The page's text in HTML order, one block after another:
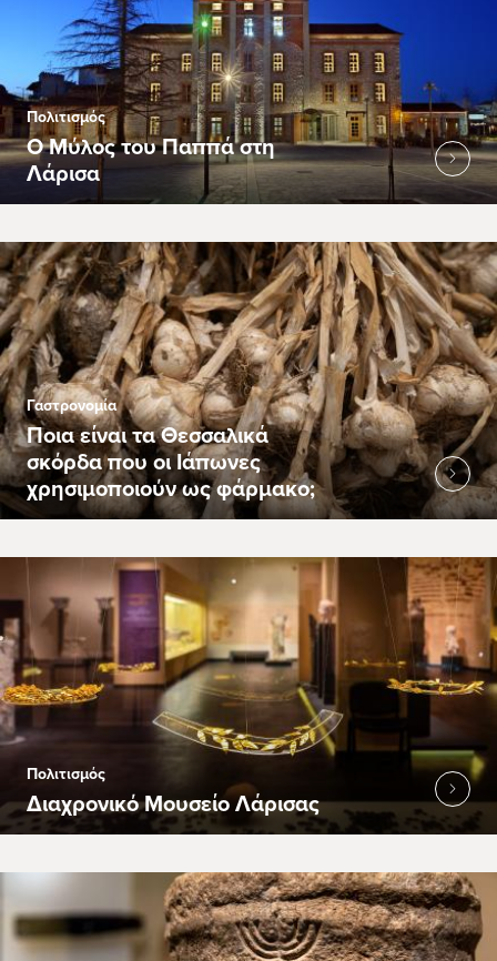
Πολιτισμός
Ο Μύλος του Παππά στη
Λάρισα
Γαστρονομία
Ποια είναι τα Θεσσαλικά
σκόρδα που οι Ιάπωνες
χρησιμοποιούν ως φάρμακο;
Πολιτισμός
Διαχρονικό Μουσείο Λάρισας